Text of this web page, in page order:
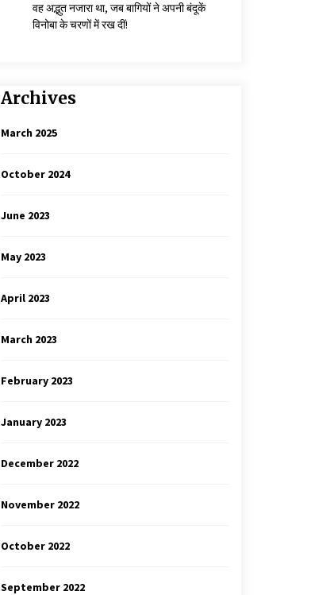
वह अद्भुत नजारा था, जब बागियों ने अपनी बंदूकें
विनोबा के चरणों में रख दीं!
Archives
March 2025
October 2024
June 2023
May 2023
April 2023
March 2023
February 2023
January 2023
December 2022
November 2022
October 2022
September 2022